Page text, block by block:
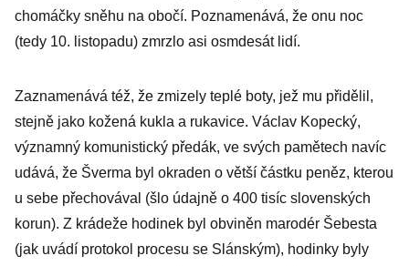
chomáčky sněhu na obočí. Poznamenává, že onu noc
(tedy 10. listopadu) zmrzlo asi osmdesát lidí.
Zaznamenává též, že zmizely teplé boty, jež mu přidělil,
stejně jako kožená kukla a rukavice. Václav Kopecký,
významný komunistický předák, ve svých pamětech navíc
udává, že Šverma byl okraden o větší částku peněz, kterou
u sebe přechovával (šlo údajně o 400 tisíc slovenských
korun). Z krádeže hodinek byl obviněn marodér Šebesta
(jak uvádí protokol procesu se Slánským), hodinky byly